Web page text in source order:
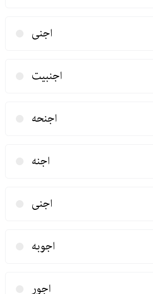
اجنی
اجنبیت
اجنحه
اجنه
اجنی
اجوبه
اجور